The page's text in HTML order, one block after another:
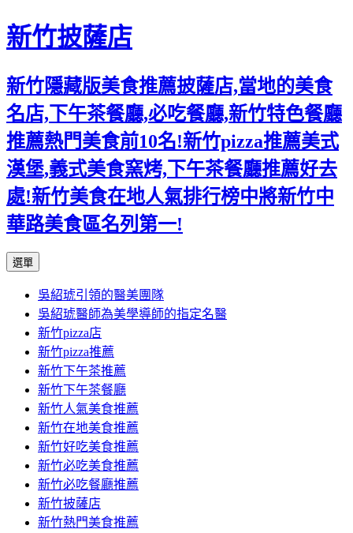
新竹披薩店
新竹隱藏版美食推薦披薩店,當地的美食
名店,下午茶餐廳,必吃餐廳,新竹特色餐廳
推薦熱門美食前10名!新竹pizza推薦美式
漢堡,義式美食窯烤,下午茶餐廳推薦好去
處!新竹美食在地人氣排行榜中將新竹中
華路美食區名列第一!
選單
主
要
內
容
吳紹琥引領的醫美團隊
吳紹琥醫師為美學導師的指定名醫
新竹pizza店
新竹pizza推薦
新竹下午茶推薦
新竹下午茶餐廳
新竹人氣美食推薦
新竹在地美食推薦
新竹好吃美食推薦
新竹必吃美食推薦
新竹必吃餐廳推薦
新竹披薩店
新竹熱門美食推薦